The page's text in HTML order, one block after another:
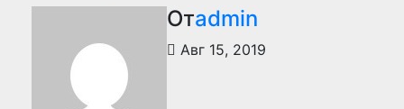
Отadmin
Авг 15, 2019